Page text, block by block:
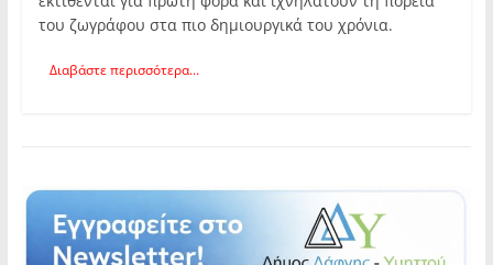
του ζωγράφου στα πιο δημιουργικά του χρόνια.
Διαβάστε περισσότερα...